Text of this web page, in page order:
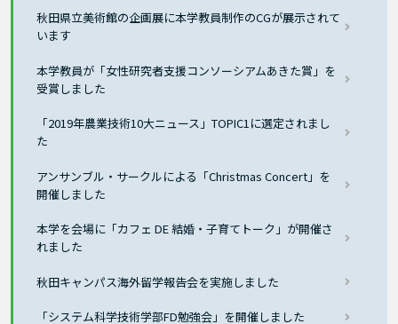
秋田県立美術館の企画展に本学教員制作のCGが展示されて
います
本学教員が「女性研究者支援コンソーシアムあきた賞」を
受賞しました
「2019年農業技術10大ニュース」TOPIC1に選定されまし
た
アンサンブル・サークルによる「Christmas Concert」を
開催しました
本学を会場に「カフェ DE 結婚・子育てトーク」が開催さ
れました
秋田キャンパス海外留学報告会を実施しました
「システム科学技術学部FD勉強会」を開催しました